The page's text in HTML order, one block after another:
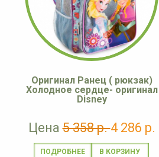
Оригинал Ранец ( рюкзак)
Холодное сердце- оригинал
Disney
Цена5 358 р.4 286 р.
ПОДРОБНЕЕ